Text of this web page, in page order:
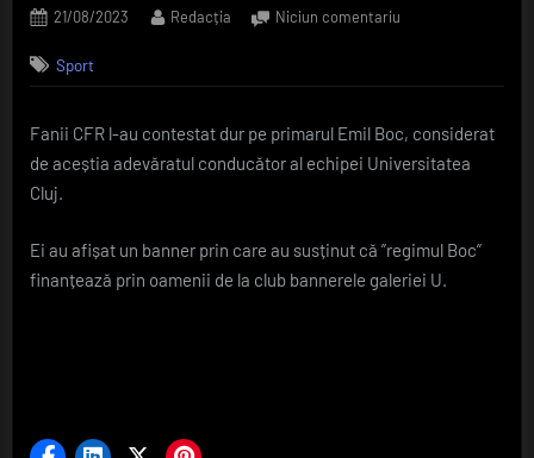
Posted
21/08/2023 By
Redacția Niciun comentariu
CLUJ.
contestat
de
Sport
Fanii CFR l-au contestat dur pe primarul Emil Boc, considerat
de aceștia adevăratul conducător al echipei Universitatea
Cluj.
Ei au afișat un banner prin care au susținut că ”regimul Boc”
finanțează prin oamenii de la club bannerele galeriei U.